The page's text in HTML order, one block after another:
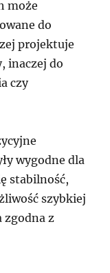
może
do
projektuje
inaczej do
czy
wygodne dla
stabilność,
szybkiej
zgodna z